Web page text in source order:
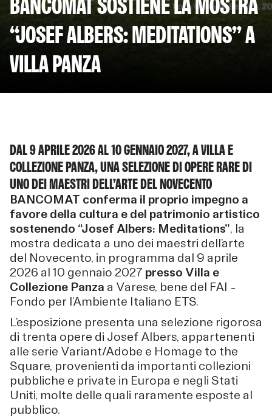
“JOSEF ALBERS: MEDITATIONS” A
VILLA PANZA
DAL 9 APRILE 2026 AL 10 GENNAIO 2027, A VILLA E
COLLEZIONE PANZA, UNA SELEZIONE DI OPERE RARE DI
UNO DEI MAESTRI DELL’ARTE DEL NOVECENTO
BANCOMAT conferma il proprio impegno a
favore della cultura e del patrimonio artistico
sostenendo “Josef Albers: Meditations”, la
mostra dedicata a uno dei maestri dell’arte
del Novecento, in programma dal 9 aprile
2026 al 10 gennaio 2027 presso Villa e
Collezione Panza a Varese, bene del FAI –
Fondo per l’Ambiente Italiano ETS.
L’esposizione presenta una selezione rigorosa
di trenta opere di Josef Albers, appartenenti
alle serie Variant/Adobe e Homage to the
Square, provenienti da importanti collezioni
pubbliche e private in Europa e negli Stati
Uniti, molte delle quali raramente esposte al
pubblico.